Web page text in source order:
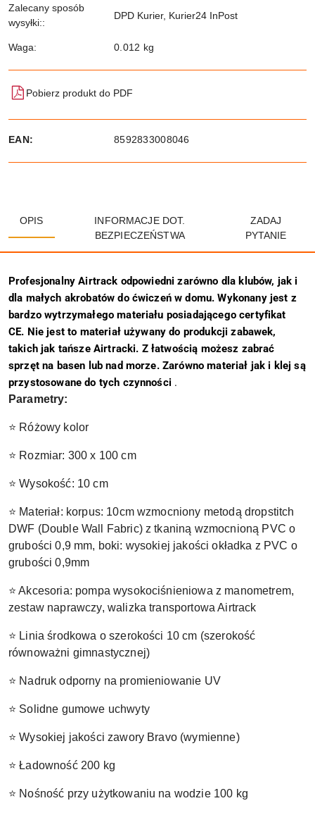
Zalecany sposób
wysyłki::
DPD Kurier, Kurier24 InPost
Waga: 0.012 kg
Pobierz produkt do PDF
EAN: 8592833008046
OPIS
INFORMACJE DOT.
BEZPIECZEŃSTWA
ZADAJ
PYTANIE
Profesjonalny Airtrack odpowiedni zarówno dla klubów, jak i
dla małych akrobatów do ćwiczeń w domu.Wykonany jest z
bardzo wytrzymałego materiału posiadającego certyfikat
CE. Nie jest to materiał używany do produkcji zabawek,
takich jak tańsze Airtracki. Z łatwością możesz zabrać
sprzęt na basen lub nad morze. Zarówno materiał jak i klej są
przystosowane do tych czynności .
Parametry:
⭐ Różowy kolor
⭐ Rozmiar: 300 x 100 cm
⭐ Wysokość: 10 cm
⭐ Materiał: korpus: 10cm wzmocniony metodą dropstitch
DWF (Double Wall Fabric) z tkaniną wzmocnioną PVC o
grubości 0,9 mm, boki: wysokiej jakości okładka z PVC o
grubości 0,9mm
⭐ Akcesoria: pompa wysokociśnieniowa z manometrem,
zestaw naprawczy, walizka transportowa Airtrack
⭐ Linia środkowa o szerokości 10 cm (szerokość
równoważni gimnastycznej)
⭐ Nadruk odporny na promieniowanie UV
⭐ Solidne gumowe uchwyty
⭐ Wysokiej jakości zawory Bravo (wymienne)
⭐ Ładowność 200 kg
⭐ Nośność przy użytkowaniu na wodzie 100 kg